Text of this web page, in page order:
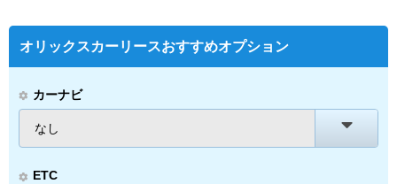
オリックスカーリースおすすめオプション
カーナビ
なし
ETC